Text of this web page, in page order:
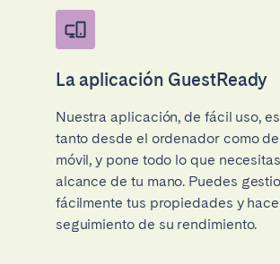
La aplicación GuestReady
Nuestra aplicación, de fácil uso,
tanto desde el ordenador como
móvil, y pone todo lo que
alcance de tu mano. Puedes
fácilmente tus propiedades y
seguimiento de su rendimiento.